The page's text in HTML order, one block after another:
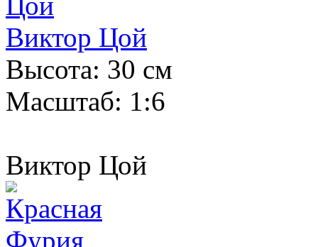
Виктор Цой
Высота: 30 см
Масштаб: 1:6
Виктор Цой